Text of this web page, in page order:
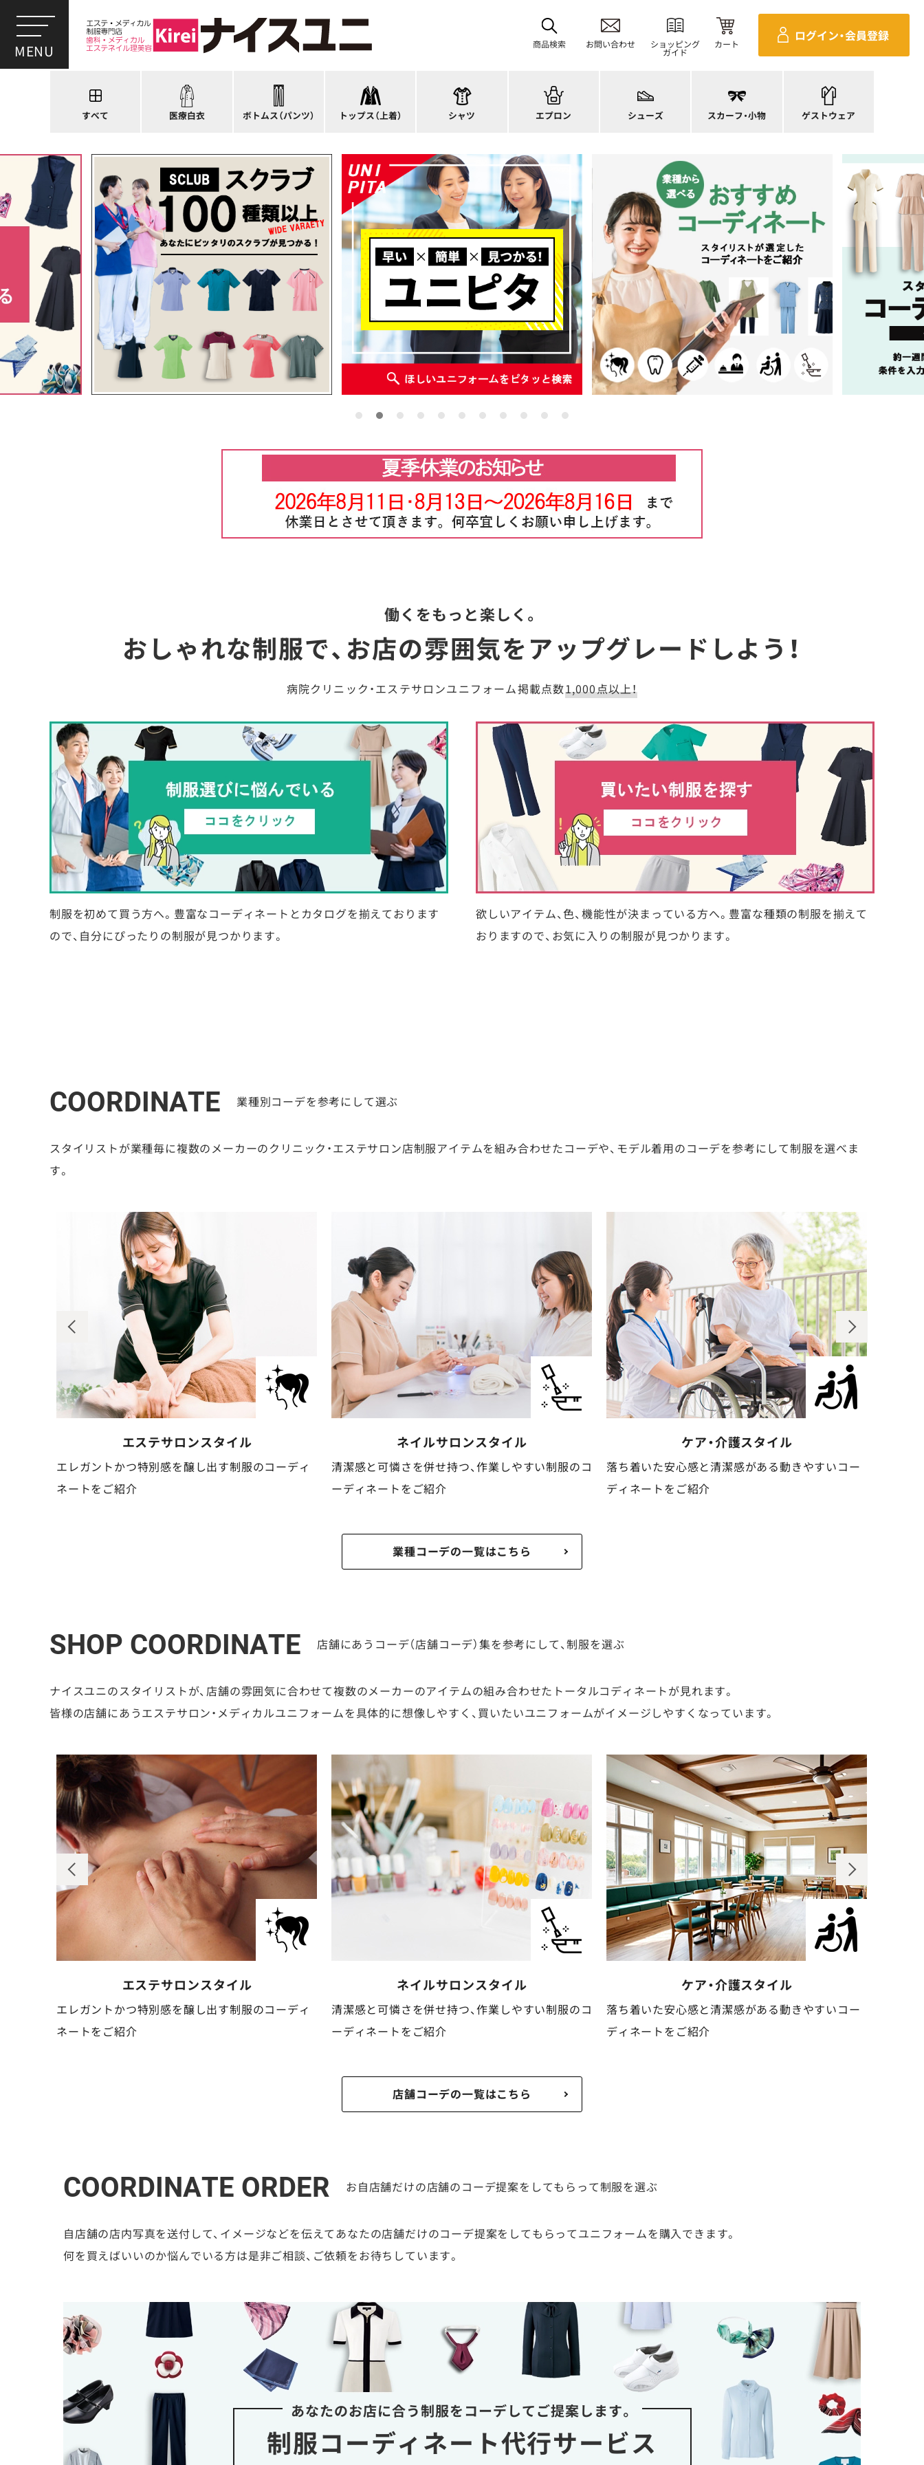
商品検索 お問い合わせ ショッピング
ガイド
カート
ログイン・会員登録
すべて 医療白衣
スクラブ
ドクタージャケット
医療用ジャケット
ケーシージャケット
ボトムス（パンツ）
スクラブパンツ
スカート
キュロット
トップス（上着）
スーツジャケット
カーディガン
アウター
アンダーウェア
シャツ
ポロシャツ
Tシャツ
エプロン
首掛けエプロン
タスキ掛けエプロン
ラップエプロン
エプロンドレス
シューズ
ナースシューズ
パンプス
スカーフ・小物
スカーフ・リボン
バッグ
ゲストウェア
マタニティユニフォーム
衛生アイテム
働くをもっと楽しく。
おしゃれな制服で、お店の雰囲気をアップグレードしよう！
病院クリニック・エステサロンユニフォーム掲載点数1,000点以上！
制服を初めて買う方へ。豊富なコーディネートとカタログを揃えております
ので、自分にぴったりの制服が見つかります。
欲しいアイテム、色、機能性が決まっている方へ。豊富な種類の制服を揃えて
おりますので、お気に入りの制服が見つかります。
COORDINATE 業種別コーデを参考にして選ぶ
スタイリストが業種毎に複数のメーカーのクリニック・エステサロン店制服アイテムを組み合わせたコーデや、モデル着用のコーデを参考にして制服を選べま
す。
ネイルサロンスタイル
清潔感と可憐さを併せ持つ、作業しやすい制服のコ
ーディネートをご紹介
ケア・介護スタイル
落ち着いた安心感と清潔感がある動きやすいコー
ディネートをご紹介
歯科クリニックスタイル
清潔感と信頼感のある、安心感を与えるコーディネ
ートをご紹介
業種コーデの一覧はこちら
SHOP COORDINATE 店舗にあうコーデ（店舗コーデ）集を参考にして、制服を選ぶ
ナイスユニのスタイリストが、店舗の雰囲気に合わせて複数のメーカーのアイテムの組み合わせたトータルコディネートが見れます。
皆様の店舗にあうエステサロン・メディカルユニフォームを具体的に想像しやすく、買いたいユニフォームがイメージしやすくなっています。
のコーディ
ネイルサロンスタイル
清潔感と可憐さを併せ持つ、作業しやすい制服のコ
ーディネートをご紹介
ケア・介護スタイル
落ち着いた安心感と清潔感がある動きやすいコー
ディネートをご紹介
歯科クリニックスタイル
清潔感と信頼感のある、安心感を与えるコーディネ
ートをご紹介
店舗コーデの一覧はこちら
COORDINATE ORDER お自店舗だけの店舗のコーデ提案をしてもらって制服を選ぶ
自店舗の店内写真を送付して、イメージなどを伝えてあなたの店舗だけのコーデ提案をしてもらってユニフォームを購入できます。
何を買えばいいのか悩んでいる方は是非ご相談、ご依頼をお待ちしています。
あなたのお店に合う制服をコーデしてご提案します。
制服コーディネート代行サービス